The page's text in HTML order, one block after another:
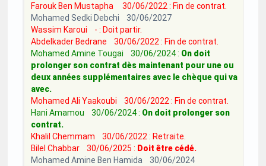
Farouk Ben Mustapha 30/06/2022 : Fin de contrat.
Mohamed Sedki Debchi 30/06/2027
Wassim Karoui - : Doit partir.
Abdelkader Bedrane 30/06/2022 : Fin de contrat.
Mohamed Amine Tougai 30/06/2024 : On doit
prolonger son contrat dès maintenant pour une ou
deux années supplémentaires avec le chèque qui va
avec.
Mohamed Ali Yaakoubi 30/06/2022 : Fin de contrat.
Hani Amamou 30/06/2024 : On doit prolonger son
contrat.
Khalil Chemmam 30/06/2022 : Retraite.
Bilel Chabbar 30/06/2025 : Doit être cédé.
Mohamed Amine Ben Hamida 30/06/2024